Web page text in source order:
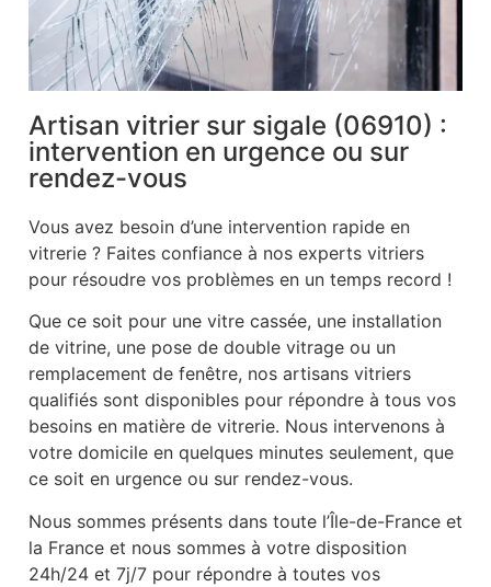
Artisan vitrier sur sigale (06910) :
intervention en urgence ou sur
rendez-vous
Vous avez besoin d’une intervention rapide en
vitrerie ? Faites confiance à nos experts vitriers
pour résoudre vos problèmes en un temps record !
Que ce soit pour une vitre cassée, une installation
de vitrine, une pose de double vitrage ou un
remplacement de fenêtre, nos artisans vitriers
qualifiés sont disponibles pour répondre à tous vos
besoins en matière de vitrerie. Nous intervenons à
votre domicile en quelques minutes seulement, que
ce soit en urgence ou sur rendez-vous.
Nous sommes présents dans toute l’Île-de-France et
la France et nous sommes à votre disposition
24h/24 et 7j/7 pour répondre à toutes vos